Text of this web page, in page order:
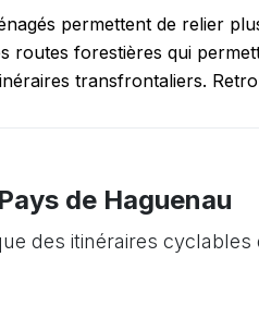
permettent de relier
routes forestières qui
transfrontaliers.
de Haguenau
des itinéraires